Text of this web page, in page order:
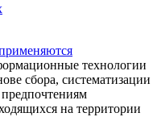
технологии
сбора, систематизации
на территории